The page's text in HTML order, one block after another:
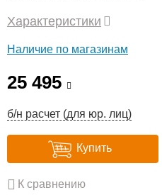
Характеристики
Наличие по магазинам
25 495
б/н расчет (для юр. лиц)
Купить
К сравнению